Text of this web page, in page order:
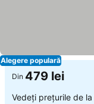
Alegere populară
Din 479 lei
Vedeți prețurile de la